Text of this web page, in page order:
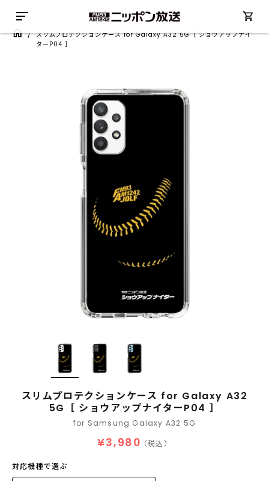
/スリムプロテクションケース for Galaxy A32 5G［ ショウアップナイ
ターP04 ］
スリムプロテクションケース for Galaxy A32
5G［ ショウアップナイターP04 ］
for Samsung Galaxy A32 5G
¥3,980 （税込）
対応機種で選ぶ